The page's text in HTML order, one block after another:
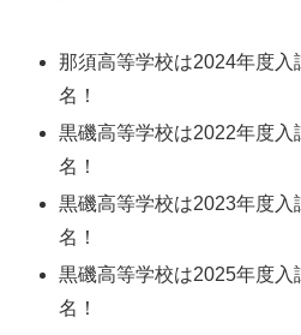
那須高等学校は2024年度
名！
黒磯高等学校は2022年度
名！
黒磯高等学校は2023年度
名！
黒磯高等学校は2025年度
名！